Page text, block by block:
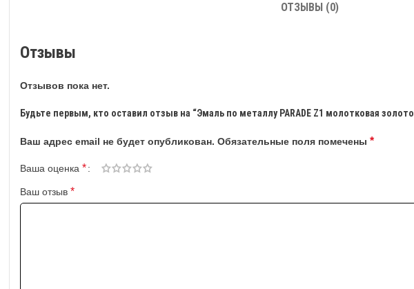
ОТЗЫВЫ (0)
Отзывы
Отзывов пока нет.
Будьте первым, кто оставил отзыв на “Эмаль по металлу PARADE Z1 молотковая
Ваш адрес email не будет опубликован. Обязательные поля помечены *
Ваша оценка *
Ваш отзыв *